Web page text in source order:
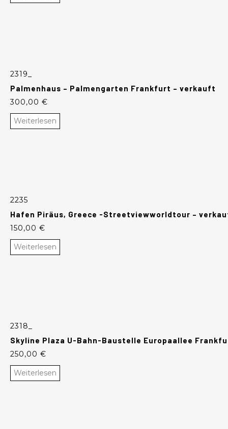
2319_
Palmenhaus – Palmengarten Frankfurt – verkauft
300,00 €
Weiterlesen
2235
Hafen Piräus, Greece -Streetviewworldtour –
150,00 €
Weiterlesen
2318_
Skyline Plaza U-Bahn-Baustelle Europaallee
250,00 €
Weiterlesen